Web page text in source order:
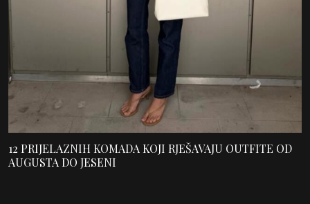
12 PRIJELAZNIH KOMADA KOJI RJEŠAVAJU OUTFITE OD
AUGUSTA DO JESENI